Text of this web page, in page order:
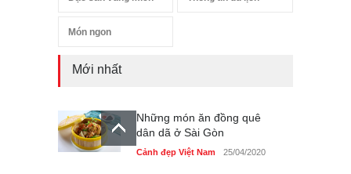
Món ngon
Mới nhất
Những món ăn đồng quê
dân dã ở Sài Gòn
Cảnh đẹp Việt Nam 25/04/2020